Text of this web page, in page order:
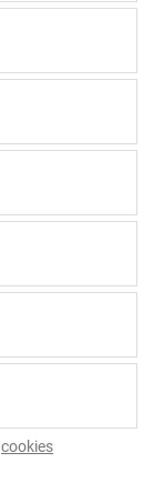
cookies